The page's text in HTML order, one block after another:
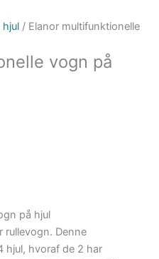
hjul / Elanor multifunktionelle
vogn på
på hjul
rullevogn. Denne
hjul, hvoraf de 2 har